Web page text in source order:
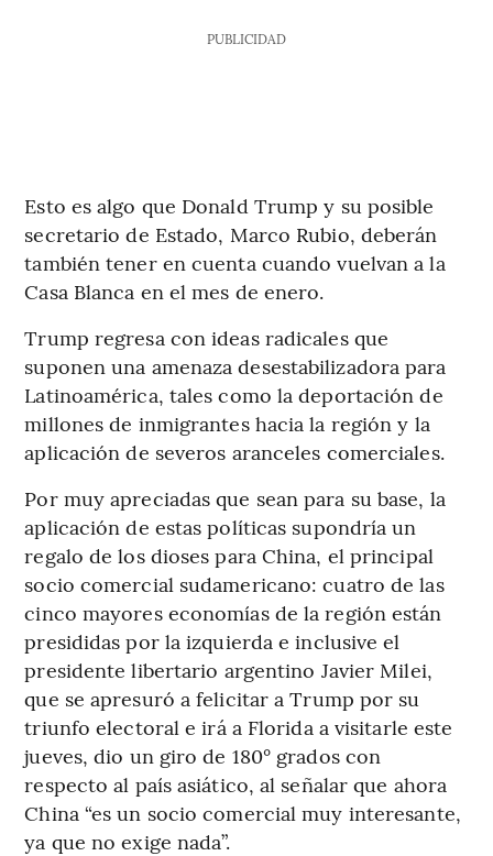
PUBLICIDAD
Esto es algo que Donald Trump y su posible
secretario de Estado, Marco Rubio, deberán
también tener en cuenta cuando vuelvan a la
Casa Blanca en el mes de enero.
Trump regresa con ideas radicales que
suponen una amenaza desestabilizadora para
Latinoamérica, tales como la deportación de
millones de inmigrantes hacia la región y la
aplicación de severos aranceles comerciales.
Por muy apreciadas que sean para su base, la
aplicación de estas políticas supondría un
regalo de los dioses para China, el principal
socio comercial sudamericano: cuatro de las
cinco mayores economías de la región están
presididas por la izquierda e inclusive el
presidente libertario argentino Javier Milei,
que se apresuró a felicitar a Trump por su
triunfo electoral e irá a Florida a visitarle este
jueves, dio un giro de 180° grados con
respecto al país asiático, al señalar que ahora
China “es un socio comercial muy interesante,
ya que no exige nada”.